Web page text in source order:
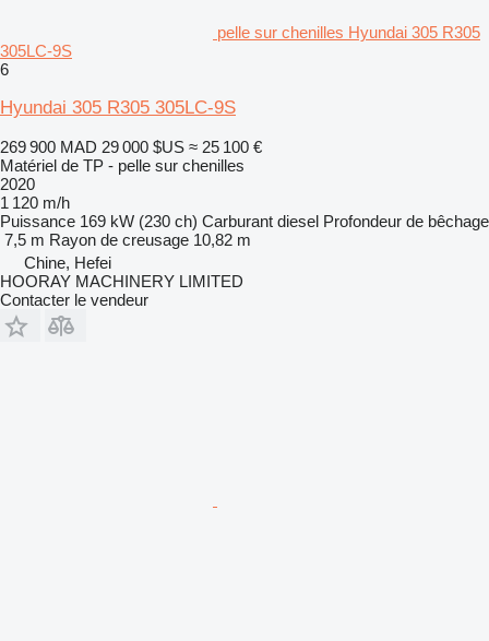
pelle sur chenilles Hyundai 305 R305
305LC-9S
6
Hyundai 305 R305 305LC-9S
269 900 MAD 29 000 $US ≈ 25 100 €
Matériel de TP - pelle sur chenilles
2020
1 120 m/h
Puissance 169 kW (230 ch) Carburant diesel Profondeur de bêchage
7,5 m Rayon de creusage 10,82 m
Chine, Hefei
HOORAY MACHINERY LIMITED
Contacter le vendeur